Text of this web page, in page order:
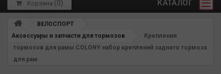
КАТАЛОГ
Корзина (0)
ВЕЛОСПОРТ
Аксессуары и запчасти для тормозов
Крепления
тормозов для рамы COLONY набор креплений заднего тормоза
для рам